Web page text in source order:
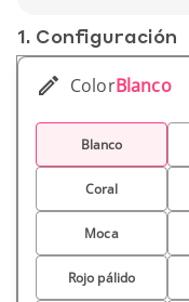
1. Conf­iguración
ColorBlanco
Blanco
Coral
Moca
Rojo pálido